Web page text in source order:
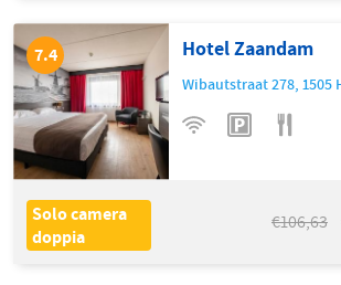
7.4 Hotel Zaandam
Wibautstraat 278,1505
Solo camera
doppia
€106,63